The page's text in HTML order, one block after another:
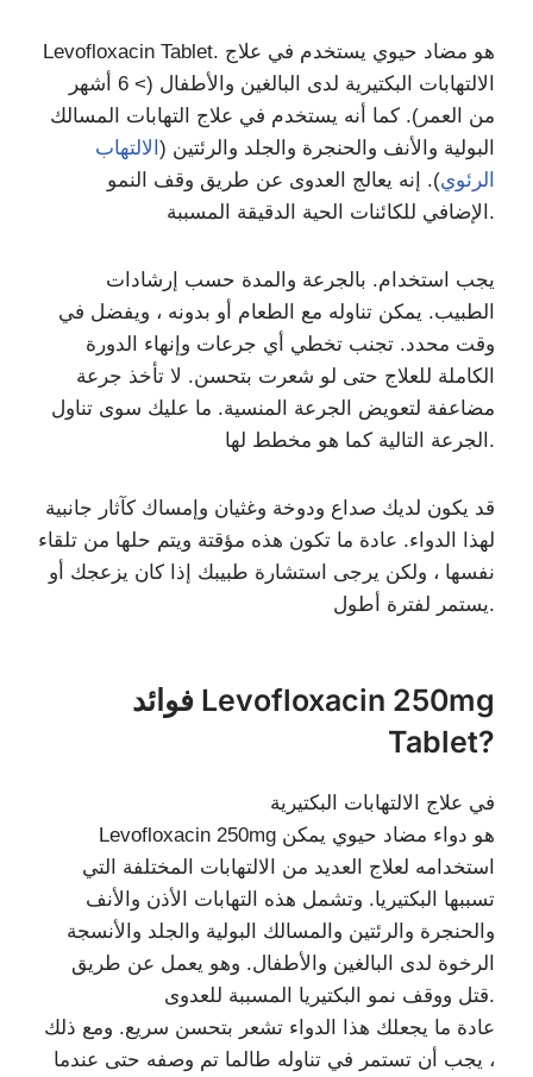
Levofloxacin Tablet. هو مضاد حيوي يستخدم في علاج
الالتهابات البكتيرية لدى البالغين والأطفال (> 6 أشهر
من العمر). كما أنه يستخدم في علاج التهابات المسالك
البولية والأنف والحنجرة والجلد والرئتين ( الالتهاب
الرئوي). إنه يعالج العدوى عن طريق وقف النمو
الإضافي للكائنات الحية الدقيقة المسببة.
يجب استخدام. بالجرعة والمدة حسب إرشادات
الطبيب. يمكن تناوله مع الطعام أو بدونه ، ويفضل في
وقت محدد. تجنب تخطي أي جرعات وإنهاء الدورة
الكاملة للعلاج حتى لو شعرت بتحسن. لا تأخذ جرعة
مضاعفة لتعويض الجرعة المنسية. ما عليك سوى تناول
الجرعة التالية كما هو مخطط لها.
قد يكون لديك صداع ودوخة وغثيان وإمساك كآثار جانبية
لهذا الدواء. عادة ما تكون هذه مؤقتة ويتم حلها من تلقاء
نفسها ، ولكن يرجى استشارة طبيبك إذا كان يزعجك أو
يستمر لفترة أطول.
فوائد Levofloxacin 250mg
Tablet?
في علاج الالتهابات البكتيرية
Levofloxacin 250mg هو دواء مضاد حيوي يمكن
استخدامه لعلاج العديد من الالتهابات المختلفة التي
تسببها البكتيريا. وتشمل هذه التهابات الأذن والأنف
والحنجرة والرئتين والمسالك البولية والجلد والأنسجة
الرخوة لدى البالغين والأطفال. وهو يعمل عن طريق
قتل ووقف نمو البكتيريا المسببة للعدوى.
عادة ما يجعلك هذا الدواء تشعر بتحسن سريع. ومع ذلك
، يجب أن تستمر في تناوله طالما تم وصفه حتى عندما